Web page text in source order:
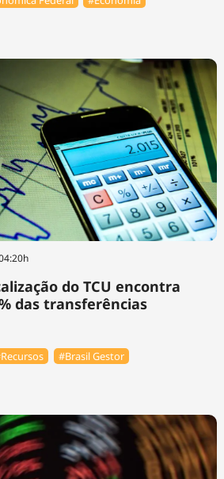
do TCU encontra
das transferências
#Brasil Gestor